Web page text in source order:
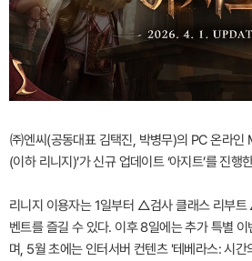
㈜엔씨(공동대표 김택진, 박병무)의 PC 온라인
(이하 리니지)’가 신규 업데이트 ‘아지트’를 진행
리니지 이용자는 1일부터 △검사 클래스 리부
벤트를 즐길 수 있다. 이후 8일에는 추가 특별 이
며, 5월 초에는 인터서버 컨텐츠 '테베라스: 시간